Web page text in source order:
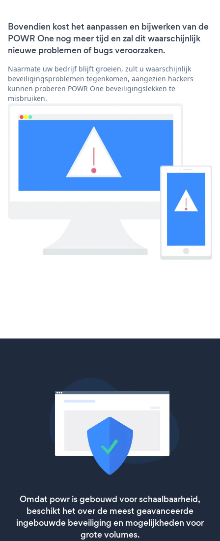
Bovendien kost het aanpassen en bijwerken van de
POWR One nog meer tijd en zal dit waarschijnlijk
nieuwe problemen of bugs veroorzaken.
Naarmate uw bedrijf blijft groeien, zult u waarschijnlijk
beveiligingsproblemen tegenkomen, aangezien hackers
kunnen proberen POWR One beveiligingslekken te
misbruiken.
Omdat powr is gebouwd voor schaalbaarheid,
beschikt het over de meest geavanceerde
ingebouwde beveiliging en mogelijkheden voor
grote volumes.